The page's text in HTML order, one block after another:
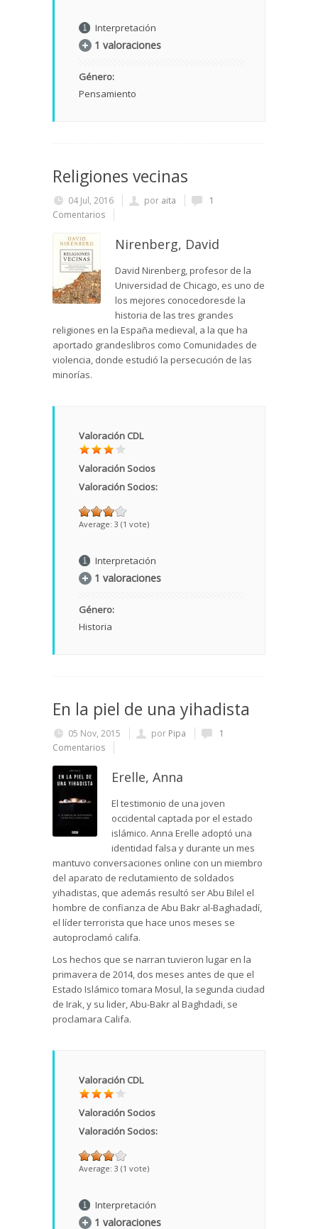
Interpretación
1 valoraciones
Género:
Pensamiento
Religiones vecinas
04 Jul, 2016 por aita
1
Comentarios
Nirenberg, David
David Nirenberg, profesor de la
Universidad de Chicago, es uno de
los mejores conocedoresde la
historia de las tres grandes
religiones en la España medieval, a la que ha
aportado grandeslibros como Comunidades de
violencia, donde estudió la persecución de las
minorías.
Valoración CDL
Valoración Socios
Valoración Socios:
Average: 3 (1 vote)
Interpretación
1 valoraciones
Género:
Historia
En la piel de una yihadista
05 Nov, 2015 por Pipa
1
Comentarios
Erelle, Anna
El testimonio de una joven
occidental captada por el estado
islámico. Anna Erelle adoptó una
identidad falsa y durante un mes
mantuvo conversaciones online con un miembro
del aparato de reclutamiento de soldados
yihadistas, que además resultó ser Abu Bilel el
hombre de confianza de Abu Bakr al-Baghadadí,
el líder terrorista que hace unos meses se
autoproclamó califa.
Los hechos que se narran tuvieron lugar en la
primavera de 2014, dos meses antes de que el
Estado Islámico tomara Mosul, la segunda ciudad
de Irak, y su lider, Abu-Bakr al Baghdadi, se
proclamara Califa.
Valoración CDL
Valoración Socios
Valoración Socios:
Average: 3 (1 vote)
Interpretación
1 valoraciones